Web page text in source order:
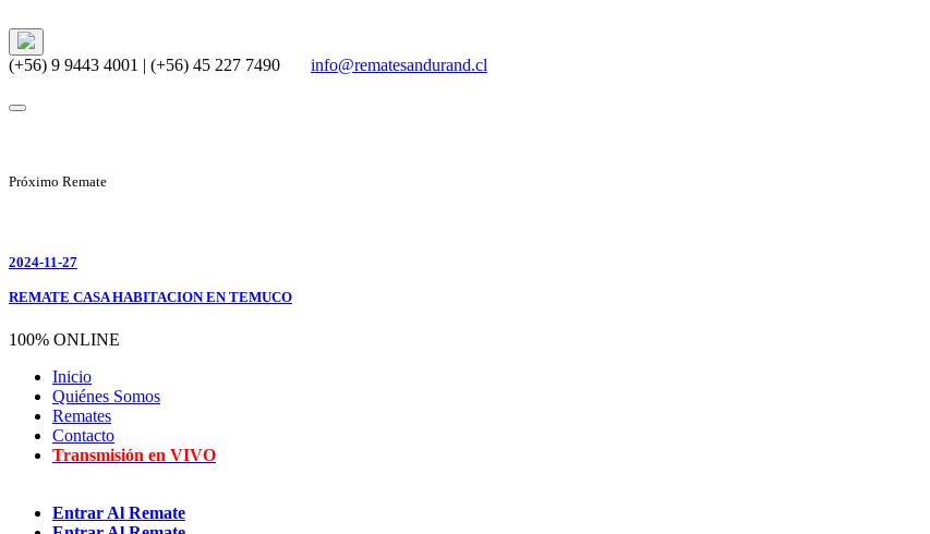
(+56) 9 9443 4001 | (+56) 45 227 7490 info@rematesandurand.cl
Próximo Remate
2024-11-27
REMATE CASA HABITACION EN TEMUCO
100% ONLINE
Inicio
Quiénes Somos
Remates
Contacto
Transmisión en VIVO
Entrar Al Remate